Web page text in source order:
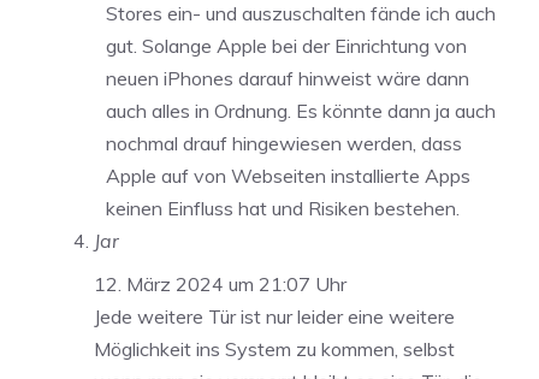
Stores ein- und auszuschalten fände ich auch
gut. Solange Apple bei der Einrichtung von
neuen iPhones darauf hinweist wäre dann
auch alles in Ordnung. Es könnte dann ja auch
nochmal drauf hingewiesen werden, dass
Apple auf von Webseiten installierte Apps
keinen Einfluss hat und Risiken bestehen.
Jar
12. März 2024 um 21:07 Uhr
Jede weitere Tür ist nur leider eine weitere
Möglichkeit ins System zu kommen, selbst